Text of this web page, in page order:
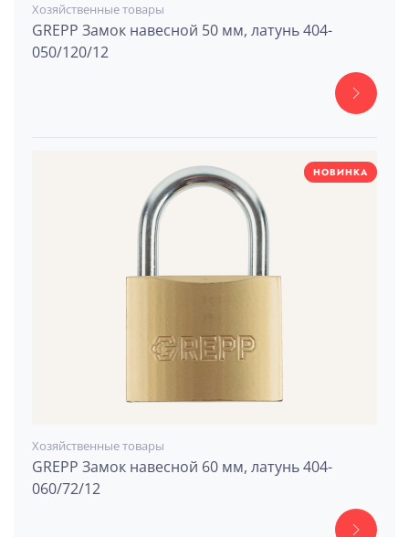
Хозяйственные товары
GREPP Замок навесной 50 мм, латунь 404-
050/120/12
НОВИНКА
Хозяйственные товары
GREPP Замок навесной 60 мм, латунь 404-
060/72/12